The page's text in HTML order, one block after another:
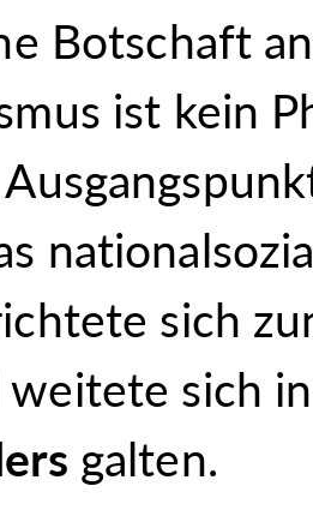
Botschaft
ist kein
sich
sich
galten.